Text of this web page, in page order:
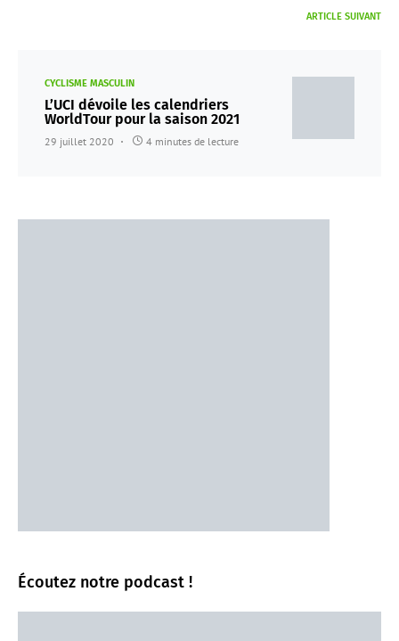
ARTICLE SUIVANT
CYCLISME MASCULIN
L’UCI dévoile les calendriers
WorldTour pour la saison 2021
29 juillet 2020 4 minutes de lecture
Écoutez notre podcast !